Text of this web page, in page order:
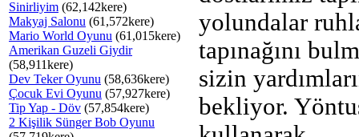
Sinirliyim (62,142kere)
Makyaj Salonu (61,572kere)
Mario World Oyunu (61,015kere)
Amerikan Guzeli Giydir
(58,911kere)
Dev Teker Oyunu (58,636kere)
Çocuk Evi Oyunu (57,927kere)
Tip Yap - Döv (57,854kere)
2 Kişilik Sünger Bob Oyunu
yolundalar
tapınağını
sizin
bekliyor.